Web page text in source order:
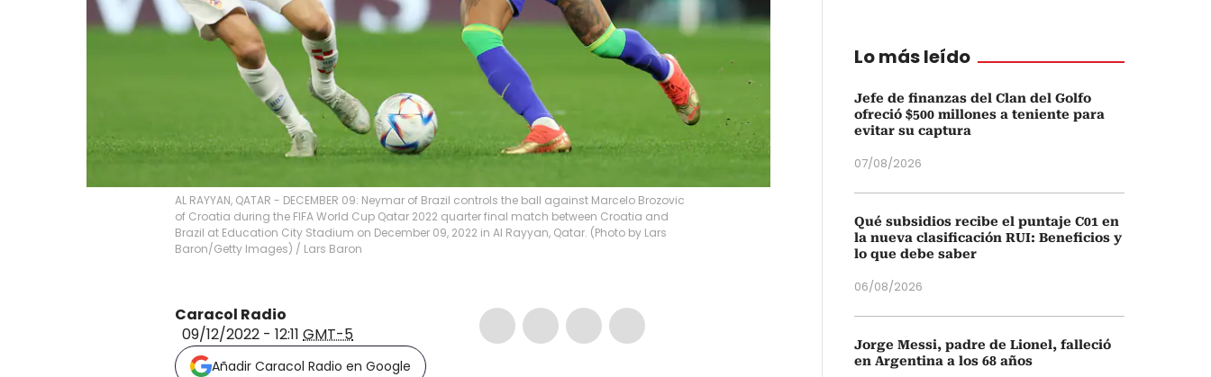
AL RAYYAN, QATAR - DECEMBER 09: Neymar of Brazil controls the ball against Marcelo Brozovic
of Croatia during the FIFA World Cup Qatar 2022 quarter final match between Croatia and
Brazil at Education City Stadium on December 09, 2022 in Al Rayyan, Qatar. (Photo by Lars
Baron/Getty Images) / Lars Baron
Caracol Radio
09/12/2022 - 12:11 GMT-5
Añadir Caracol Radio en Google
Lo más leído
Jefe de finanzas del Clan del Golfo
ofreció $500 millones a teniente para
evitar su captura
07/08/2026
Qué subsidios recibe el puntaje C01 en
la nueva clasificación RUI: Beneficios y
lo que debe saber
06/08/2026
Jorge Messi, padre de Lionel, falleció
en Argentina a los 68 años